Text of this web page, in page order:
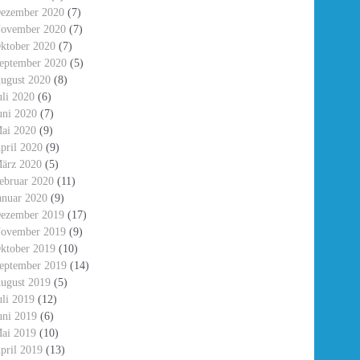
2020 (7)
2020 (7)
2020 (7)
2020 (5)
2020 (8)
2020 (6)
2020 (7)
2020 (9)
2020 (9)
2020 (5)
2020 (11)
2020 (9)
2019 (17)
2019 (9)
2019 (10)
2019 (14)
2019 (5)
2019 (12)
2019 (6)
2019 (10)
2019 (13)